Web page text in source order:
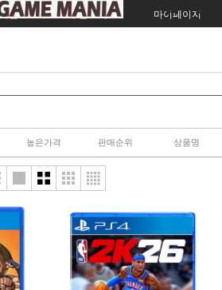
입 주문조회 마이페이지
높은가격 판매순위 상품명